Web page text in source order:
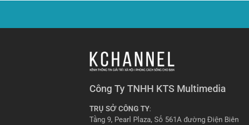
Công Ty TNHH KTS Multimedia
TRỤ SỞ CÔNG TY:
Tầng 9, Pearl Plaza, Số 561A đường Điện Biên